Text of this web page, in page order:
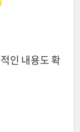
인 내용도 확